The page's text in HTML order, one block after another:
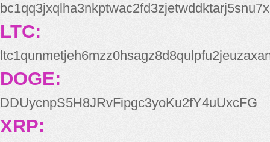
bc1qq3jxqlha3nkptwac2fd3zjetwddktarj5snu7x
LTC:
DOGE:
DDUycnpS5H8JRvFipgc3yoKu2fY4uUxcFG
XRP: